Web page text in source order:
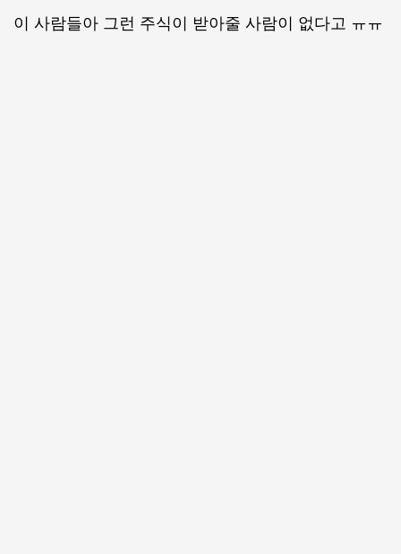
이 사람들아 그런 주식이 받아줄 사람이 없다고 ㅠㅠ